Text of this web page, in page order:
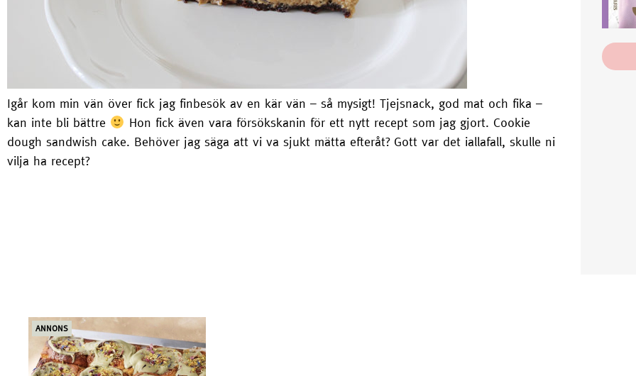
Igår kom min vän över fick jag finbesök av en kär vän – så mysigt! Tjejsnack, god mat och fika –
kan inte bli bättre
Hon fick även vara försökskanin för ett nytt recept som jag gjort. Cookie
dough sandwish cake. Behöver jag säga att vi va sjukt mätta efteråt? Gott var det iallafall, skulle ni
vilja ha recept?
ANNONS